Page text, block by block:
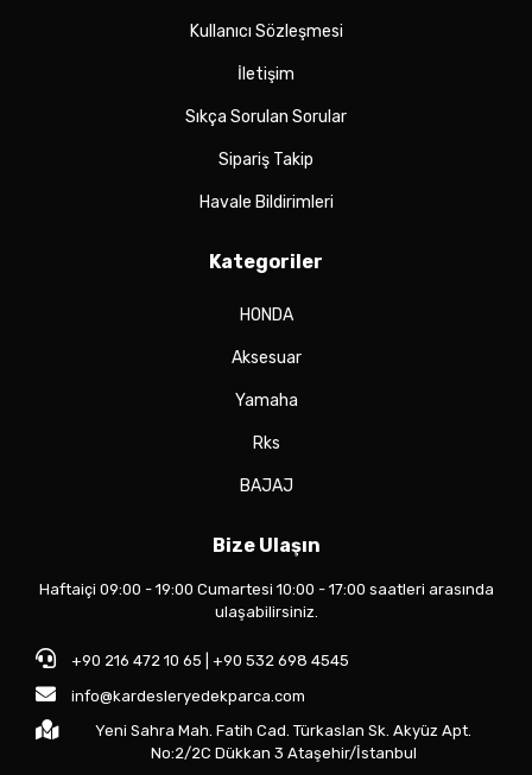
Kullanıcı Sözleşmesi
İletişim
Sıkça Sorulan Sorular
Sipariş Takip
Havale Bildirimleri
Kategoriler
HONDA
Aksesuar
Yamaha
Rks
BAJAJ
Bize Ulaşın
Haftaiçi 09:00 - 19:00 Cumartesi 10:00 - 17:00 saatleri arasında
ulaşabilirsiniz.
+90 216 472 10 65 | +90 532 698 4545
info@kardesleryedekparca.com
Yeni Sahra Mah. Fatih Cad. Türkaslan Sk. Akyüz Apt.
No:2/2C Dükkan 3 Ataşehir/İstanbul